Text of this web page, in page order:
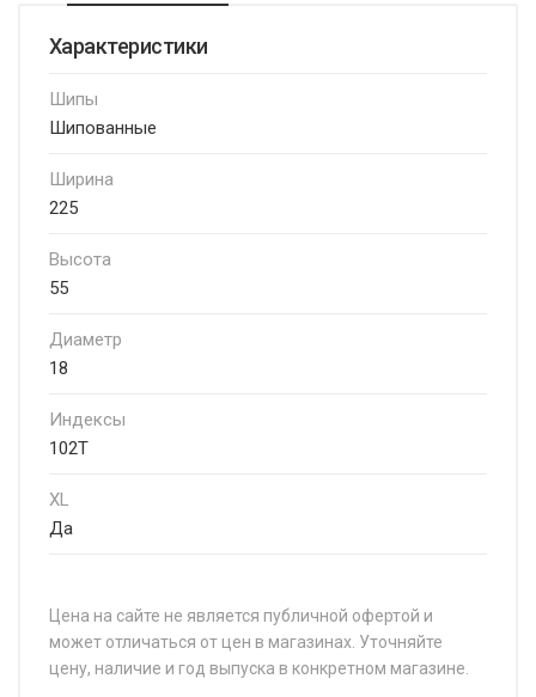
Характеристики
Шипы
Шипованные
Ширина
225
Высота
55
Диаметр
18
Индексы
102T
XL
Да
Цена на сайте не является публичной офертой и
может отличаться от цен в магазинах. Уточняйте
цену, наличие и год выпуска в конкретном магазине.